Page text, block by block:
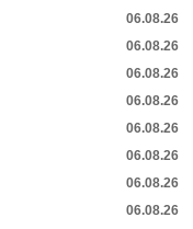
06.08.26
06.08.26
06.08.26
06.08.26
06.08.26
06.08.26
06.08.26
06.08.26